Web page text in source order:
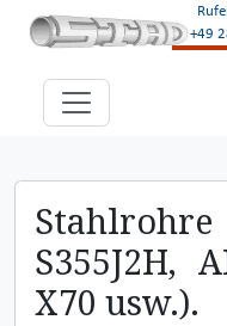
+49
S355J2H,
X70 usw.).